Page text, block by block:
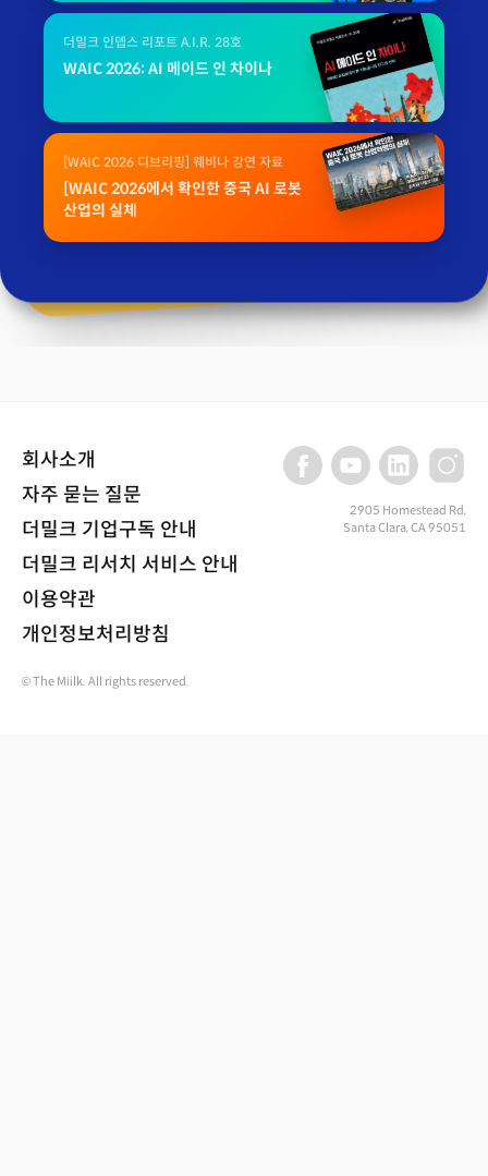
더밀크 인뎁스 리포트 A.I.R. 28호
WAIC 2026: AI 메이드 인 차이나
[WAIC 2026 디브리핑] 웨비나 강연 자료
[WAIC 2026에서 확인한 중국 AI 로봇
산업의 실체
회사소개
자주 묻는 질문
더밀크 기업구독 안내
더밀크 리서치 서비스 안내
이용약관
개인정보처리방침
2905 Homestead Rd,
Santa Clara, CA 95051
© The Miilk. All rights reserved.